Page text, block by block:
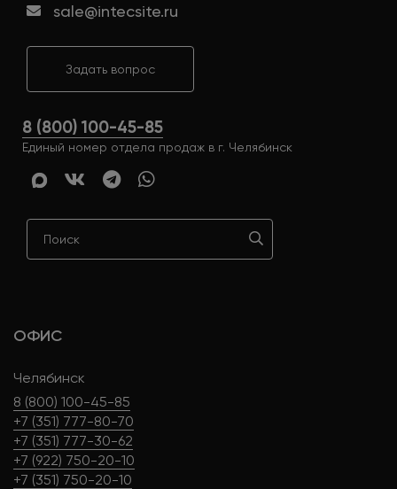
sale@intecsite.ru
Задать вопрос
8 (800) 100-45-85
Единый номер отдела продаж в г. Челябинск
ОФИС
Челябинск
8 (800) 100-45-85
+7 (351) 777-80-70
+7 (351) 777-30-62
+7 (922) 750-20-10
+7 (351) 750-20-10